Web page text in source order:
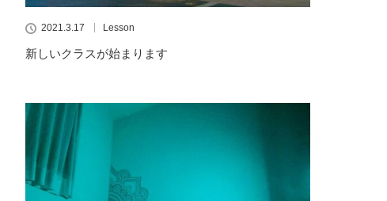
2021.3.17 Lesson
新しいクラスが始まります